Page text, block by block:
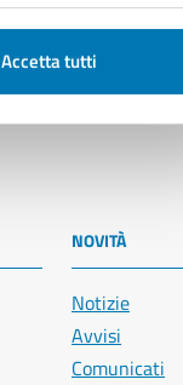
Accetta tutti
NOVITÀ
Notizie
Avvisi
Comunicati